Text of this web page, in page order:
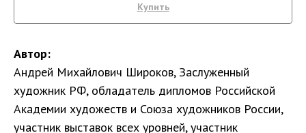
Купить
Автор:
Андрей Михайлович Широков, Заслуженный
художник РФ, обладатель дипломов Российской
Академии художеств и Союза художников России,
участник выставок всех уровней, участник